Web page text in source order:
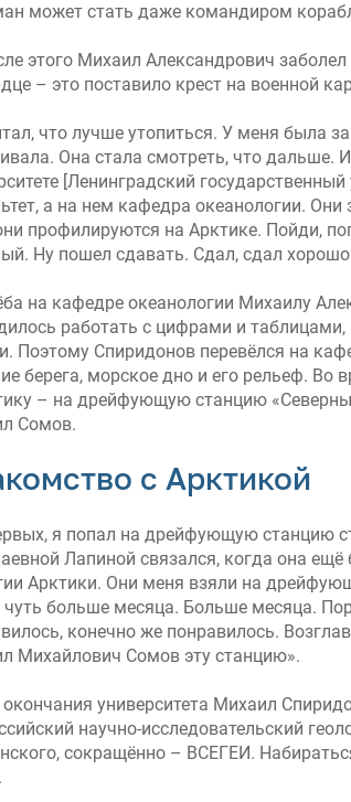
может стать даже командиром
этого Михаил Александрович
– это поставило крест на военной
что лучше утопиться. У меня была
Она стала смотреть, что дальше.
[Ленинградский
а на нем кафедра океанологии.
профилируются на Арктике. Пойди,
Ну пошел сдавать. Сдал, сдал
на кафедре океанологии Михаилу
работать с цифрами и
Поэтому Спиридонов перевёлся на
берега, морское дно и его рельеф. Во
– на дрейфующую станцию
Сомов.
с Арктикой
я попал на дрейфующую станцию
Лапиной связался, когда она ещё
Арктики. Они меня взяли на
чуть больше месяца. Больше месяца.
конечно же понравилось.
Михайлович Сомов эту станцию».
окончания университета Михаил
научно-исследовательский
сокращённо – ВСЕГЕИ.